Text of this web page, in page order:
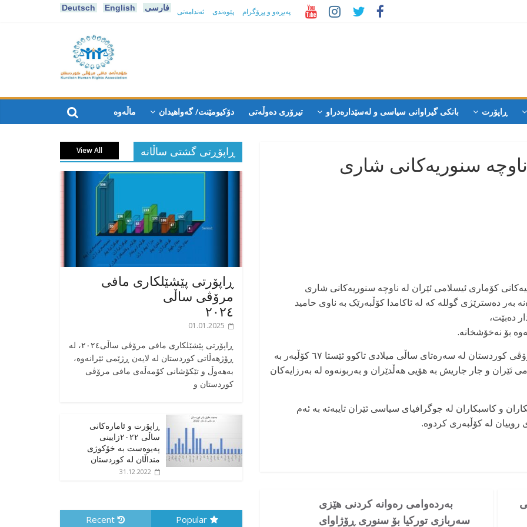
Deutsch English فارسی پەیڕەو و پڕۆگرام پێوەندی ئەندامەتی
كۆمه‌ڵه‌ی
مافی
مرۆڤی
کوردستان
ڕاپۆرت بانکی گیراوانی سیاسی و لەسێدارەدراو تیرۆری دەوڵەتی دۆکیومێنت/ گەواهیدان ماڵەوە
ناوچە سنوریەکانی شاری
، هێزە نیزامیەکانی کۆماری ئیسلامی ئێران لە ناوچە سنوریەکانی شاری
دەسترێژی گوللە کە لە ئاکامدا کۆڵبەرێک بە ناوی حامید
دەبێت،
بۆ نەخۆشخانە.
بەپێ داتاکانی سەنتەری ئاماری ، کۆمەڵەی مافی مرۆڤی کوردستان لە سەرەتای ساڵی میلادی تاکوو ئێستا ٦۷ کۆڵبەر بە
ئێران و جار جاریش بە هۆیی هەڵدێران و بەربونەوە لە بەرزایەکان
و کاسبکاران لە جوگرافیای سیاسی ئێران تایبەتە بە ئەم
روییان لە کۆڵبەری کردوە.
بەردەوامی رەوانە کردنی هێزی
سەربازی تورکیا بۆ سنوری ڕۆژاوای
ڕاپۆڕتی گشتی ساڵانه View All
ڕاپۆرتی پێشێلکاری مافی
مرۆڤی ساڵی
٢٠٢٤
01.01.2025
‎ڕاپۆرتی پێشێلکاری مافی مرۆڤی ساڵی٢٠٢٤، له
ڕۆژهەڵاتی کوردستان له لایەن ڕژێمی ئێرانەوە،
بە‎هەوڵ و تێکۆشانی کۆمەڵەی مافی مرۆڤی
کوردستان و
ڕاپۆرت و ئامارەکانی
ساڵی ٢٠٢٢زایینی
پەیوەست بە خۆکوژی
منداڵان لە کوردستان
31.12.2022
Popular
Recent